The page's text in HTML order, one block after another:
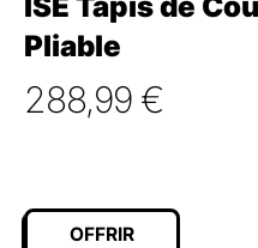
Pliable
288,99 €
OFFRIR